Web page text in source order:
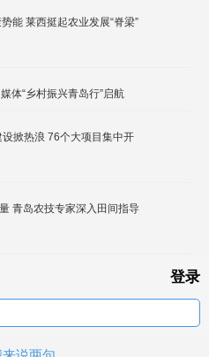
能 莱西挺起农业发展“脊梁”
体“乡村振兴青岛行”启航
掀热浪 76个大项目集中开
青岛农技专家深入田间指导
登录